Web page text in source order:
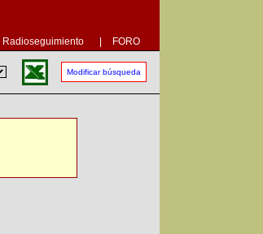
Radioseguimiento FORO
Modificar búsqueda